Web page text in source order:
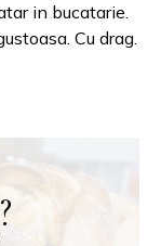
in bucatarie.
Cu drag.